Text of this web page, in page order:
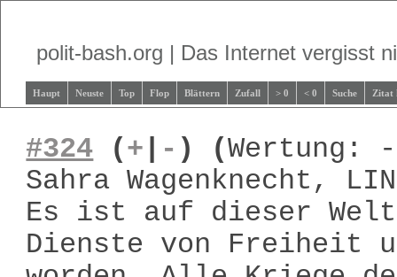
polit-bash.org | Das Internet vergisst
Haupt Neuste Top Flop Blättern Zufall > 0 < 0 Suche Zitat
#324 (+ - ) (Wertung: -
Sahra Wagenknecht,
Es ist auf dieser
Dienste von Freiheit